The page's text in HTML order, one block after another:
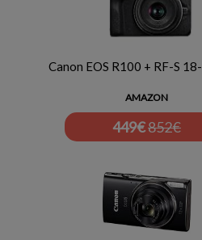
Canon EOS R100 + RF-S
AMAZON
449€852€